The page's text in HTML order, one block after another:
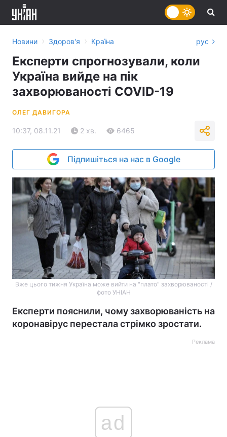
Новини › Здоров'я › Країна рус
Експерти спрогнозували, коли
Україна вийде на пік
захворюваності COVID-19
ОЛЕГ ДАВИГОРА
10:37, 08.11.21 2 хв. 6465
Підпишіться на нас в Google
Вже цього тижня Україна може вийти на "плато" захворюваності /
фото УНІАН
Експерти пояснили, чому захворюваність на
коронавірус перестала стрімко зростати.
Реклама
ad